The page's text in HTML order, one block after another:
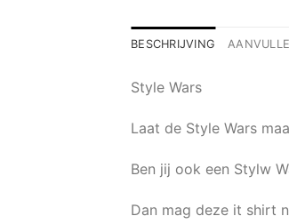
BESCHRIJVING
Style Wars
Laat de Style Wars
Ben jij ook een Stylw
Dan mag deze it shirt